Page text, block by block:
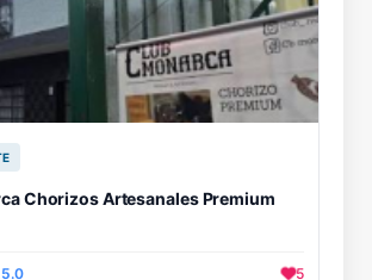
Chorizos Artesanales Premium
5.0 5